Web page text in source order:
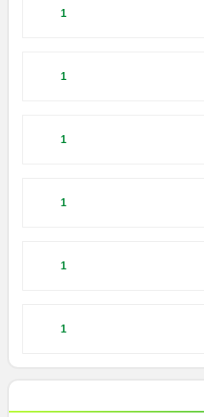
1
1
1
1
1
1